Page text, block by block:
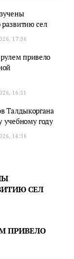
сел
17:36
привело
16:51
Талдыкоргана
учебному году
14:36
СЕЛ
ПРИВЕЛО